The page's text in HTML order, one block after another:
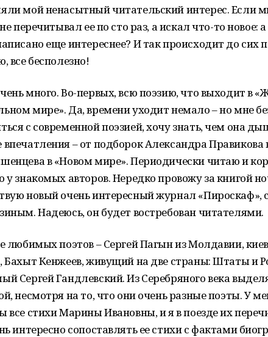
мой ненасытный читательский интерес. Если
перечитывал ее по сто раз, а искал что-то новое:
еще интереснее? И так происходит до сих
все бесполезно!
много. Во-первых, всю поэзию, что выходит в
мире». Да, времени уходит немало – но мне
с современной поэзией, хочу знать, чем она
– от подборок Александра Правикова
в «Новом мире». Периодически читаю и
у знакомых авторов. Нередко провожу за книгой
новый очень интересный журнал
Надеюсь, он будет востребован читателями.
любимых поэтов – Сергей Пагын из Молдавии,
Бахыт Кенжеев, живущий на две страны: Штаты и
Сергей Гандлевский. Из Серебряного века
несмотря на то, что они очень разные поэты. У
все стихи Марины Ивановны, и я в поезде их
интересно сопоставлять ее стихи с фактами